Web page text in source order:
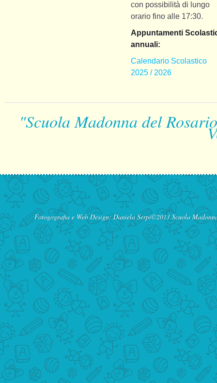
con possibilità di lungo
orario fino alle 17:30.
Appuntamenti
annuali:
Calendario Scolastico
2025 / 2026
"Scuola Madonna del
©2013 Scuola
Fotogografia e Web Design:Daniela Serpi